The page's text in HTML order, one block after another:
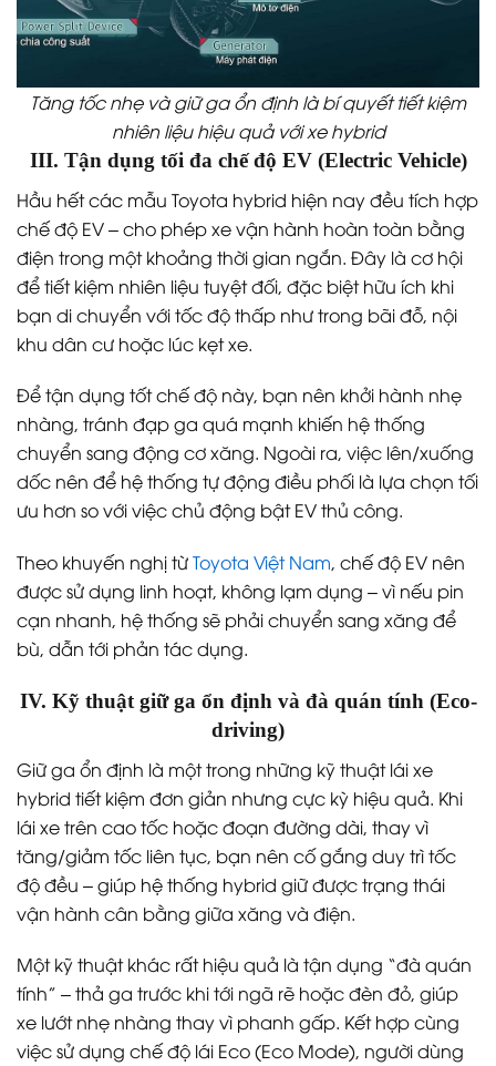
Tăng tốc nhẹ và giữ ga ổn định là bí quyết tiết kiệm
nhiên liệu hiệu quả với xe hybrid
III. Tận dụng tối đa chế độ EV (Electric Vehicle)
Hầu hết các mẫu Toyota hybrid hiện nay đều tích hợp
chế độ EV – cho phép xe vận hành hoàn toàn bằng
điện trong một khoảng thời gian ngắn. Đây là cơ hội
để tiết kiệm nhiên liệu tuyệt đối, đặc biệt hữu ích khi
bạn di chuyển với tốc độ thấp như trong bãi đỗ, nội
khu dân cư hoặc lúc kẹt xe.
Để tận dụng tốt chế độ này, bạn nên khởi hành nhẹ
nhàng, tránh đạp ga quá mạnh khiến hệ thống
chuyển sang động cơ xăng. Ngoài ra, việc lên/xuống
dốc nên để hệ thống tự động điều phối là lựa chọn tối
ưu hơn so với việc chủ động bật EV thủ công.
Theo khuyến nghị từToyota Việt Nam, chế độ EV nên
được sử dụng linh hoạt, không lạm dụng – vì nếu pin
cạn nhanh, hệ thống sẽ phải chuyển sang xăng để
bù, dẫn tới phản tác dụng.
IV. Kỹ thuật giữ ga ổn định và đà quán tính (Eco-
driving)
Giữ ga ổn định là một trong những kỹ thuật lái xe
hybrid tiết kiệm đơn giản nhưng cực kỳ hiệu quả. Khi
lái xe trên cao tốc hoặc đoạn đường dài, thay vì
tăng/giảm tốc liên tục, bạn nên cố gắng duy trì tốc
độ đều – giúp hệ thống hybrid giữ được trạng thái
vận hành cân bằng giữa xăng và điện.
Một kỹ thuật khác rất hiệu quả là tận dụng “đà quán
tính” – thả ga trước khi tới ngã rẽ hoặc đèn đỏ, giúp
xe lướt nhẹ nhàng thay vì phanh gấp. Kết hợp cùng
việc sử dụng chế độ lái Eco (Eco Mode), người dùng